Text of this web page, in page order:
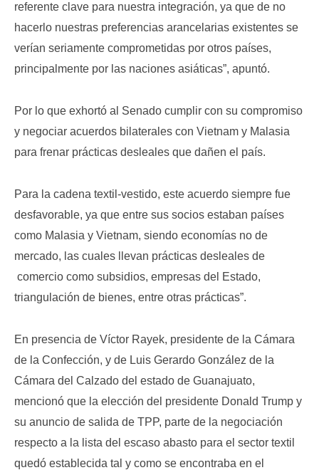
referente clave para nuestra integración, ya que de no
hacerlo nuestras preferencias arancelarias existentes se
verían seriamente comprometidas por otros países,
principalmente por las naciones asiáticas”, apuntó.
Por lo que exhortó al Senado cumplir con su compromiso
y negociar acuerdos bilaterales con Vietnam y Malasia
para frenar prácticas desleales que dañen el país.
Para la cadena textil-vestido, este acuerdo siempre fue
desfavorable, ya que entre sus socios estaban países
como Malasia y Vietnam, siendo economías no de
mercado, las cuales llevan prácticas desleales de
comercio como subsidios, empresas del Estado,
triangulación de bienes, entre otras prácticas”.
En presencia de Víctor Rayek, presidente de la Cámara
de la Confección, y de Luis Gerardo González de la
Cámara del Calzado del estado de Guanajuato,
mencionó que la elección del presidente Donald Trump y
su anuncio de salida de TPP, parte de la negociación
respecto a la lista del escaso abasto para el sector textil
quedó establecida tal y como se encontraba en el